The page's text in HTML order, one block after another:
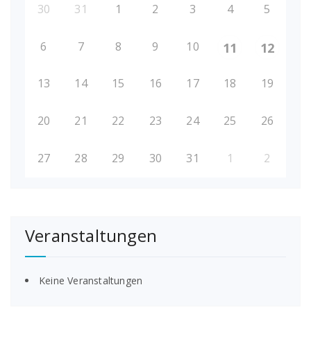
30 31 1 2 3 4 5
6 7 8 9 10 11 12
13 14 15 16 17 18 19
20 21 22 23 24 25 26
27 28 29 30 31 1 2
Veranstaltungen
Keine Veranstaltungen